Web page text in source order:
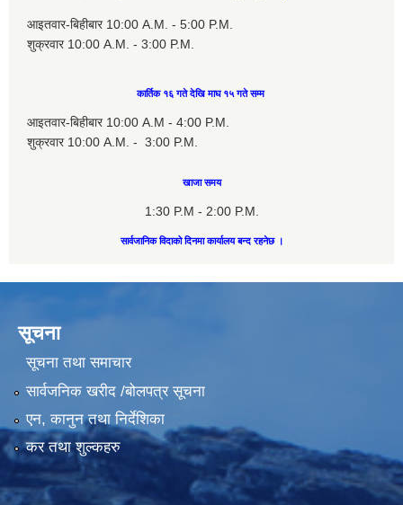
आइतवार-बिहीबार 10:00 A.M. - 5:00 P.M.
शुक्रवार 10:00 A.M. - 3:00 P.M.
कार्तिक १६ गते देखि माघ १५ गते सम्म
आइतवार-बिहीबार 10:00 A.M - 4:00 P.M.
शुक्रवार 10:00 A.M. - 3:00 P.M.
खाजा समय
1:30 P.M - 2:00 P.M.
सार्वजानिक विदाको दिनमा कार्यालय बन्द रहनेछ ।
सूचना
सूचना तथा समाचार
सार्वजनिक खरीद /बोलपत्र सूचना
एन, कानुन तथा निर्देशिका
कर तथा शुल्कहरु